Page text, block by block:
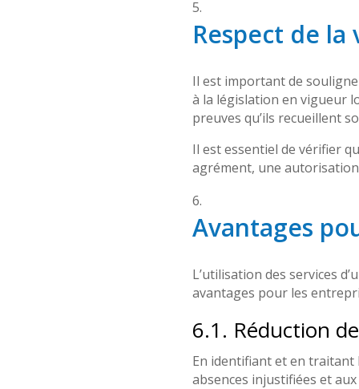
Respect de
Il est important de
à la législation en vigueur
preuves qu’ils recueillent
Il est essentiel de vérifier
agrément, une
Avantages
L’utilisation des services
avantages pour les
6.1. Réduction
En identifiant et en traitant
absences injustifiées et